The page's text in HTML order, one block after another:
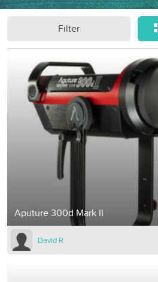
Filter
Aputure 300d Mark II
David R